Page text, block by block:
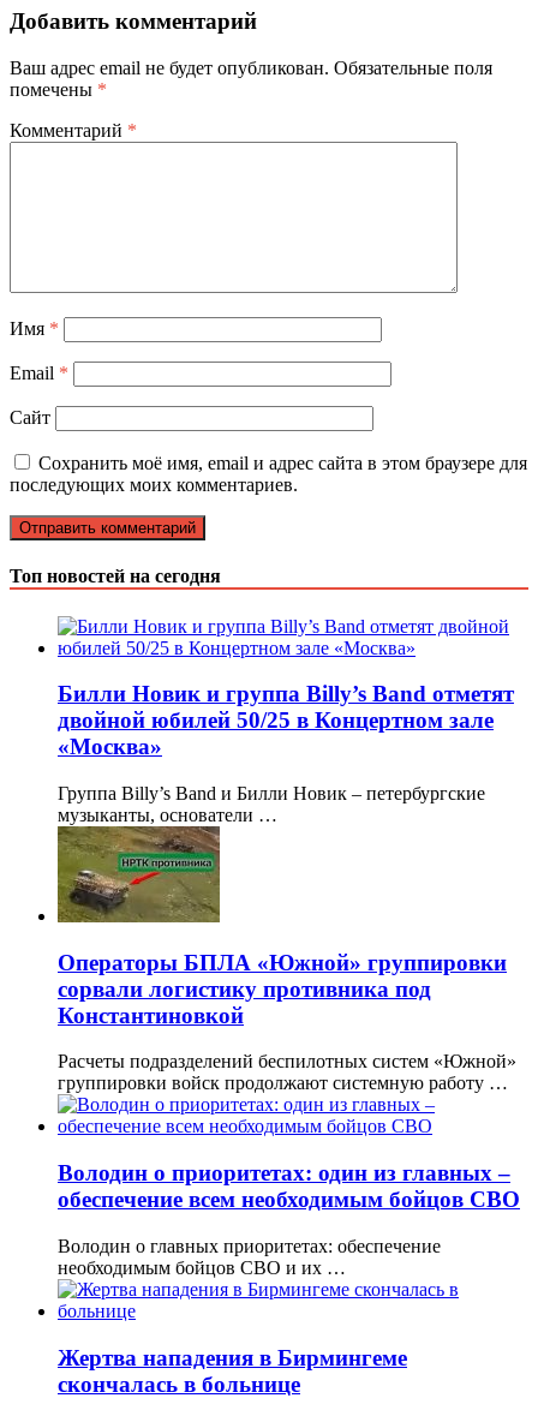
Добавить комментарий
Ваш адрес email не будет опубликован. Обязательные поля
помечены *
Комментарий *
Имя *
Email *
Сайт
Сохранить моё имя, email и адрес сайта в этом браузере для
последующих моих комментариев.
Топ новостей на сегодня
Билли Новик и группа Billy’s Band отметят
двойной юбилей 50/25 в Концертном зале
«Москва»
Группа Billy’s Band и Билли Новик – петербургские
музыканты, основатели …
Операторы БПЛА «Южной» группировки
сорвали логистику противника под
Константиновкой
Расчеты подразделений беспилотных систем «Южной»
группировки войск продолжают системную работу …
Володин о приоритетах: один из главных –
обеспечение всем необходимым бойцов СВО
Володин о главных приоритетах: обеспечение
необходимым бойцов СВО и их …
Жертва нападения в Бирмингеме
скончалась в больнице